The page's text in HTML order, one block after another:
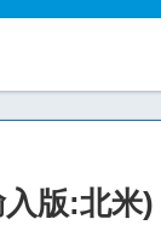
版:北米)